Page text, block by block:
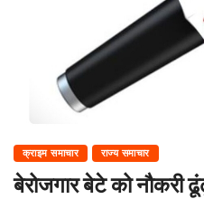
क्राइम समाचार राज्य समाचार
बेरोजगार बेटे को नौकरी